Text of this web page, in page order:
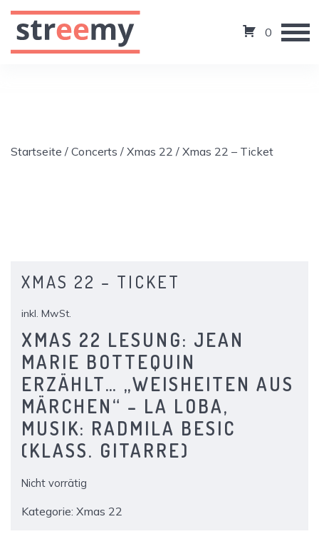
0
Startseite / Concerts / Xmas 22 / Xmas 22 – Ticket
XMAS 22 – TICKET
inkl. MwSt.
XMAS 22 LESUNG: JEAN
MARIE BOTTEQUIN
ERZÄHLT… „WEISHEITEN AUS
MÄRCHEN“ – LA LOBA,
MUSIK: RADMILA BESIC
(KLASS. GITARRE)
Nicht vorrätig
Kategorie: Xmas 22